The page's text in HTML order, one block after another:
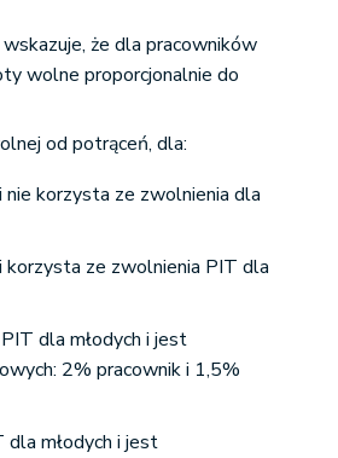
że dla pracowników
wolne proporcjonalnie do
od potrąceń, dla:
korzysta ze zwolnienia dla
korzysta ze zwolnienia PIT dla
dla młodych i jest
2% pracownik i 1,5%
młodych i jest